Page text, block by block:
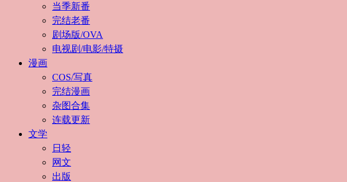
当季新番
完结老番
剧场版/OVA
电视剧/电影/特摄
漫画
COS/写真
完结漫画
杂图合集
连载更新
文学
日轻
网文
出版